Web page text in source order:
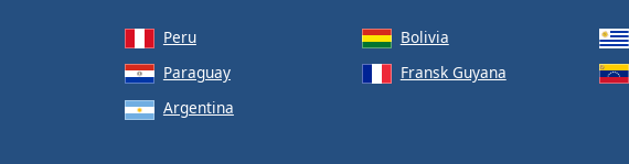
Peru Bolivia
Paraguay Fransk Guyana
Argentina